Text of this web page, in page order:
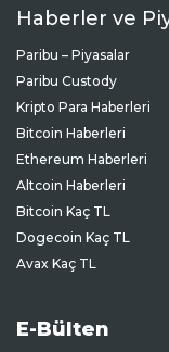
Paribu – Piyasalar
Kripto Para Haberleri
Bitcoin Haberleri
Ethereum Haberleri
Avax Kaç TL